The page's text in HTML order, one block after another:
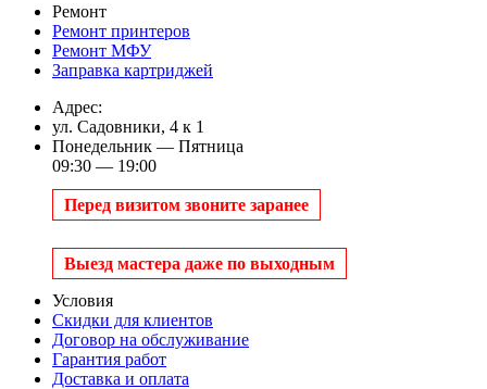
Ремонт
Ремонт принтеров
Ремонт МФУ
Заправка картриджей
Адрес:
ул. Садовники, 4 к 1
Понедельник — Пятница
09:30 — 19:00
Перед визитом звоните заранее
Выезд мастера даже по выходным
Условия
Скидки для клиентов
Договор на обслуживание
Гарантия работ
Доставка и оплата